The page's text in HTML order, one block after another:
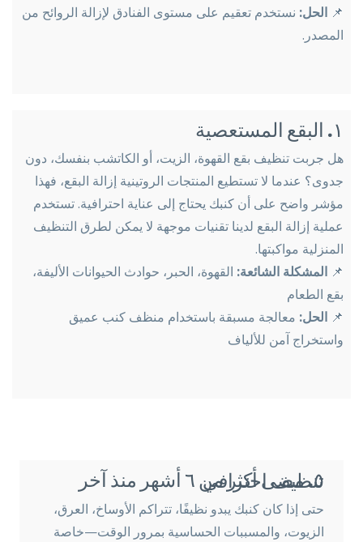
📌 الحل: نستخدم تعقيم على مستوى الفنادق لإزالة الروائح من
المصدر.
١. البقع المستعصية
هل جربت تنظيف بقع القهوة، الزيت، أو الكاتشب بنفسك، دون
جدوى؟ عندما لا تستطيع المنتجات الروتينية إزالة البقع، فهذا
مؤشر واضح على أن كنبك يحتاج إلى عناية احترافية. تستخدم
عملية إزالة البقع لدينا تقنيات موجهة لا يمكن لطرق التنظيف
المنزلية مواكبتها.
📌 المشكلة الشائعة: القهوة، الحبر، حوادث الحيوانات الأليفة،
بقع الطعام
📌 الحل: معالجة مسبقة باستخدام منظف كنب عميق
واستخراج آمن للألياف
٥. مضى أكثر من ٦ أشهر منذ آخر تنظيف احترافي
حتى إذا كان كنبك يبدو نظيفًا، تتراكم الأوساخ، العرق،
الزيوت، والمسببات الحساسية بمرور الوقت—خاصة